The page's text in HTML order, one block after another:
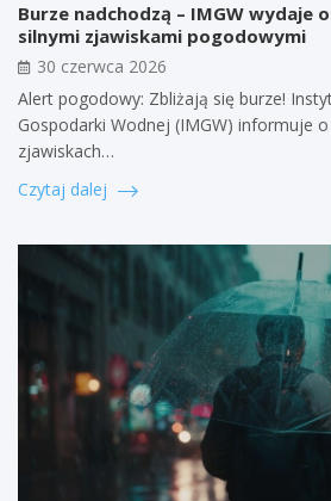
Burze nadchodzą – IMGW wydaje
silnymi zjawiskami pogodowymi
30 czerwca 2026
Alert pogodowy: Zbliżają się burze!
Gospodarki Wodnej (IMGW) informuje
zjawiskach…
Czytaj dalej